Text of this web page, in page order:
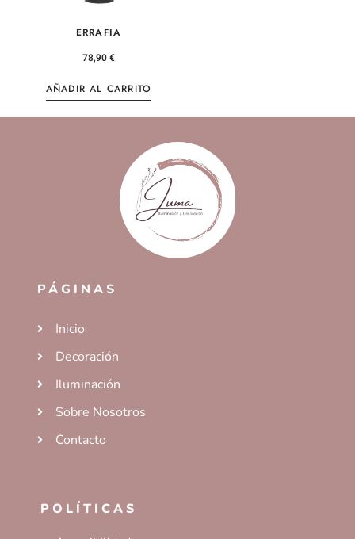
ERRAFIA
78,90€
AÑADIR AL CARRITO
PÁGINAS
Inicio
Decoración
Iluminación
Sobre Nosotros
Contacto
POLÍTICAS